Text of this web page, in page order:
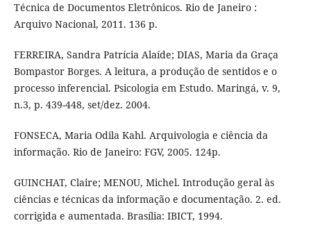
Técnica de Documentos Eletrônicos. Rio de Janeiro :
Arquivo Nacional, 2011. 136 p.
FERREIRA, Sandra Patrícia Alaíde; DIAS, Maria da Graça
Bompastor Borges. A leitura, a produção de sentidos e o
processo inferencial. Psicologia em Estudo. Maringá, v. 9,
n.3, p. 439-448, set/dez. 2004.
FONSECA, Maria Odila Kahl. Arquivologia e ciência da
informação. Rio de Janeiro: FGV, 2005. 124p.
GUINCHAT, Claire; MENOU, Michel. Introdução geral às
ciências e técnicas da informação e documentação. 2. ed.
corrigida e aumentada. Brasília: IBICT, 1994.